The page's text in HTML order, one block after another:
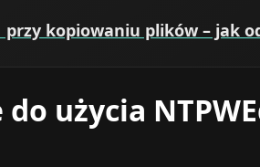
przy kopiowaniu plików – jak
użycia